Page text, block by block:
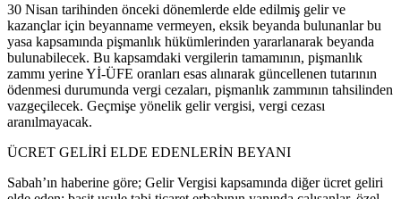
30 Nisan tarihinden önceki dönemlerde elde edilmiş gelir ve
kazançlar için beyanname vermeyen, eksik beyanda bulunanlar bu
yasa kapsamında pişmanlık hükümlerinden yararlanarak beyanda
bulunabilecek. Bu kapsamdaki vergilerin tamamının, pişmanlık
zammı yerine Yİ-ÜFE oranları esas alınarak güncellenen tutarının
ödenmesi durumunda vergi cezaları, pişmanlık zammının tahsilinden
vazgeçilecek. Geçmişe yönelik gelir vergisi, vergi cezası
aranılmayacak.
ÜCRET GELİRİ ELDE EDENLERİN BEYANI
Sabah’ın haberine göre; Gelir Vergisi kapsamında diğer ücret geliri